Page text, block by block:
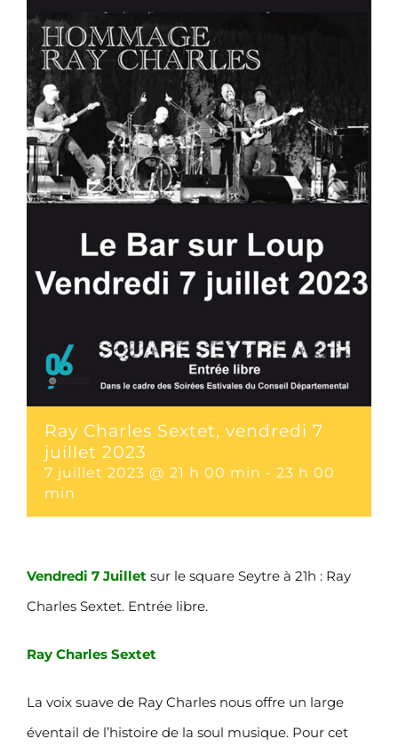
Ray Charles Sextet, vendredi 7
juillet 2023
7 juillet 2023 @ 21 h 00 min - 23 h 00
min
Vendredi 7 Juillet sur le square Seytre à 21h : Ray
Charles Sextet. Entrée libre.
Ray Charles Sextet
La voix suave de Ray Charles nous offre un large
éventail de l’histoire de la soul musique. Pour cet